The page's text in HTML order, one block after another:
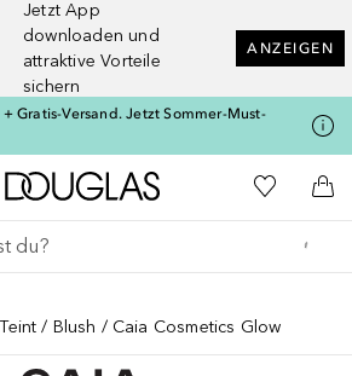
Jetzt App
downloaden und
attraktive Vorteile
sichern
ANZEIGEN
Gratis-Versand. Jetzt Sommer-Must-
Zur Douglas Startseite
Zu Meiner
Teint Blush Caia Cosmetics Glow